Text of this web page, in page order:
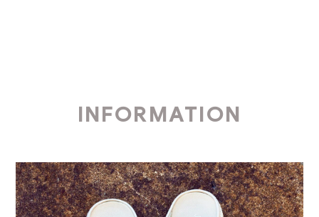
INFORMATION